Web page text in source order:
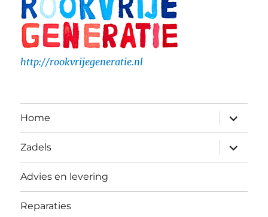
http://rookvrijegeneratie.nl
Home
Zadels
Advies en levering
Reparaties